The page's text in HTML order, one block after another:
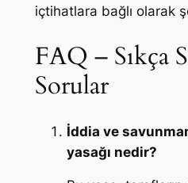
içtihatlara bağlı olarak
FAQ – Sıkça
Sorular
İddia ve
yasağı nedir?